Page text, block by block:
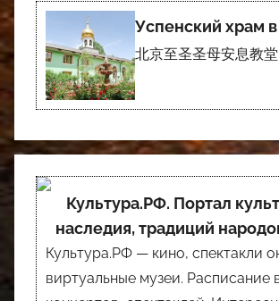
Успенский храм
北京至圣圣母安息教堂
Культура.РФ. Портал
наследия, традиций
Культура.РФ — кино, спектакли
виртуальные музеи. Расписание